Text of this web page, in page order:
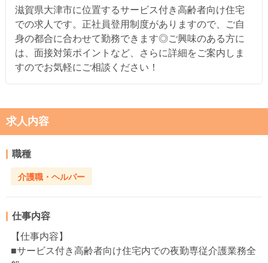
滋賀県大津市に位置するサービス付き高齢者向け住宅
での求人です。正社員登用制度がありますので、ご自
身の都合に合わせて勤務できます◎ご興味のある方に
は、面接対策ポイントなど、さらに詳細をご案内しま
すのでお気軽にご相談ください！
求人内容
職種
介護職・ヘルパー
仕事内容
【仕事内容】
■サービス付き高齢者向け住宅内での夜勤専従介護業務全